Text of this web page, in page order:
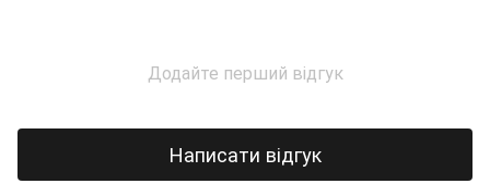
Додайте перший відгук
Написати відгук